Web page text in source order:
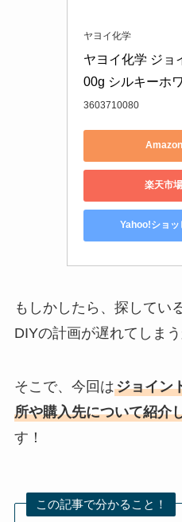
ヤヨイ化学
ヤヨイ化学 ジョ
00g シルキーホ
3603710080
楽天市
Yahoo!ショッ
もしかしたら、探してい
DIYの計画が遅れてしまう
そこで、今回はジョイン
所や購入先について紹介
す！
この記事で分かること！